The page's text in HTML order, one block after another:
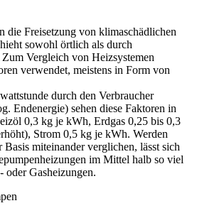
die Freisetzung von klimaschädlichen
sowohl örtlich als durch
Zum Vergleich von Heizsystemen
verwendet, meistens in Form von
durch den Verbraucher
Endenergie) sehen diese Faktoren in
0,3 kg je kWh, Erdgas 0,25 bis 0,3
Strom 0,5 kg je kWh. Werden
Basis miteinander verglichen, lässt sich
im Mittel halb so viel
oder Gasheizungen.